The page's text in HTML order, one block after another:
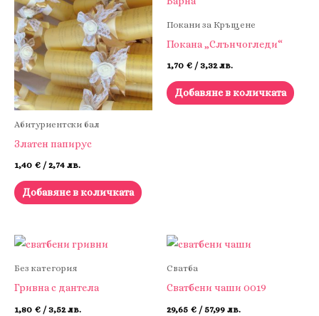
Абитуриентски бал
Златен папирус
1,40 € / 2,74 лв.
Добавяне в количката
Покани за Кръщене
Покана „Слънчогледи“
1,70 € / 3,32 лв.
Добавяне в количката
Без категория
Гривна с дантела
1,80 € / 3,52 лв.
Сватба
Сватбени чаши 0019
29,65 € / 57,99 лв.